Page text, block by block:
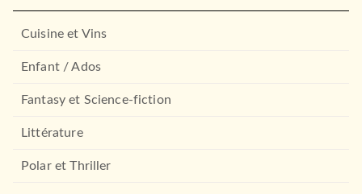
Cuisine et Vins
Enfant / Ados
Fantasy et Science-fiction
Littérature
Polar et Thriller